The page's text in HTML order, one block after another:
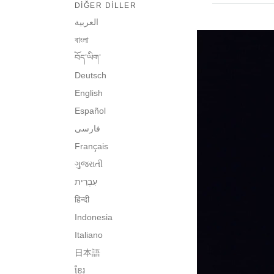
DIĞER DILLER
العربية
বাংলা
བོད་ཡིག་
Deutsch
English
Español
فارسی
Français
ગુજરાતી
हिन्दी
Indonesia
Italiano
日本語
ខ្មែរ